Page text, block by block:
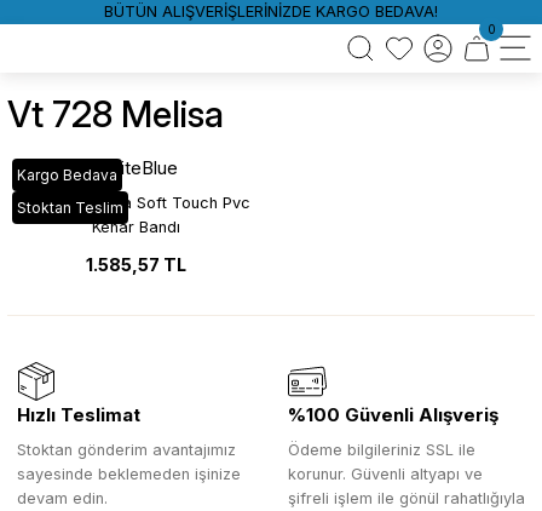
BÜTÜN ALIŞVERİŞLERİNİZDE KARGO BEDAVA!
0
Vt 728 Melisa
Kargo Bedava
Stoktan Teslim
WhiteBlue
VT_728 Melisa Soft Touch Pvc
Kenar Bandı
1.585,57 TL
Hızlı Teslimat
Stoktan gönderim avantajımız
sayesinde beklemeden işinize
devam edin.
%100 Güvenli Alışveriş
Ödeme bilgileriniz SSL ile
korunur. Güvenli altyapı ve
şifreli işlem ile gönül rahatlığıyla